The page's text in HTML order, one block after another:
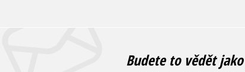
Budete to vědět